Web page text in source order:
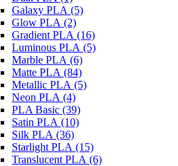
Galaxy PLA (5)
Glow PLA (2)
Gradient PLA (16)
Luminous PLA (5)
Marble PLA (6)
Matte PLA (84)
Metallic PLA (5)
Neon PLA (4)
PLA Basic (39)
Satin PLA (10)
Silk PLA (36)
Starlight PLA (15)
Translucent PLA (6)